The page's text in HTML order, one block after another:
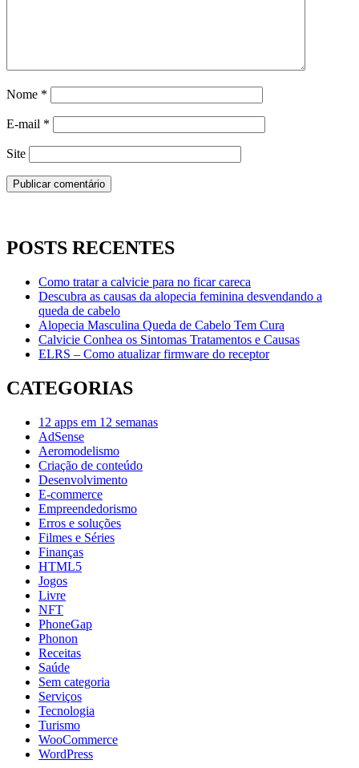
Nome *
E-mail *
Site
POSTS RECENTES
Como tratar a calvicie para no ficar careca
Descubra as causas da alopecia feminina desvendando a
queda de cabelo
Alopecia Masculina Queda de Cabelo Tem Cura
Calvicie Conhea os Sintomas Tratamentos e Causas
ELRS – Como atualizar firmware do receptor
CATEGORIAS
12 apps em 12 semanas
AdSense
Aeromodelismo
Criação de conteúdo
Desenvolvimento
E-commerce
Empreendedorismo
Erros e soluções
Filmes e Séries
Finanças
HTML5
Jogos
Livre
NFT
PhoneGap
Phonon
Receitas
Saúde
Sem categoria
Serviços
Tecnologia
Turismo
WooCommerce
WordPress